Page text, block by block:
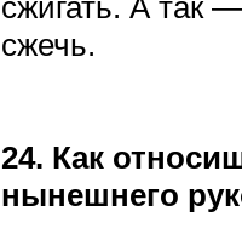
сжигать. А так
сжечь.
24. Как
нынешнего